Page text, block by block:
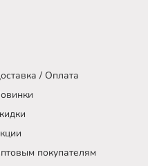
/ Оплата
покупателям